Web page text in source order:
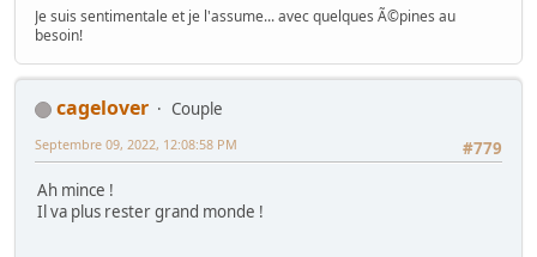
Je suis sentimentale et je l'assume... avec quelques Ã©pines au
besoin!
cagelover
Couple
#779
Septembre 09, 2022, 12:08:58 PM
Ah mince !
Il va plus rester grand monde !